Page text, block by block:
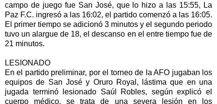
campo de juego fue San José, que lo hizo a las 15:55, La
Paz F.C. ingresó a las 16:02, el partido comenzó a las 16:05.
El primer tiempo se adicionó 3 minutos y el segundo periodo
tuvo un alargue de 18, el descanso en el entre tiempo fue de
21 minutos.
LESIONADO
En el partido preliminar, por el torneo de la AFO jugaban los
equipos de San José y Oruro Royal, lástima que en una
jugada terminó lesionado Saúl Robles, según explicó el
cuerpo médico, se trata de una severa lesión en los